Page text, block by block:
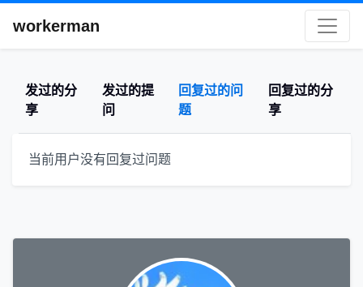
workerman
发过的分
享
发过的提
问
回复过的问
题
回复过的分
享
当前用户没有回复过问题